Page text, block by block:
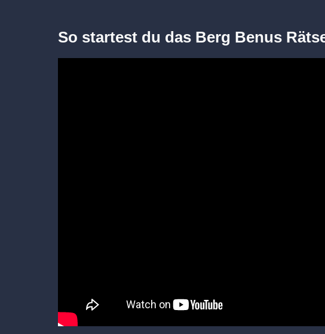
So startest du das Berg Benus